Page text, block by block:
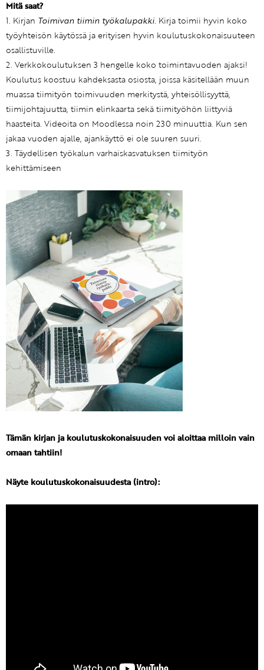
Mitä saat?
1. Kirjan Toimivan tiimin työkalupakki. Kirja toimii hyvin koko
työyhteisön käytössä ja erityisen hyvin koulutuskokonaisuuteen
osallistuville.
2. Verkkokoulutuksen 3 hengelle koko toimintavuoden ajaksi!
Koulutus koostuu kahdeksasta osiosta, joissa käsitellään muun
muassa tiimityön toimivuuden merkitystä, yhteisöllisyyttä,
tiimijohtajuutta, tiimin elinkaarta sekä tiimityöhön liittyviä
haasteita. Videoita on Moodlessa noin 230 minuuttia. Kun sen
jakaa vuoden ajalle, ajankäyttö ei ole suuren suuri.
3. Täydellisen työkalun varhaiskasvatuksen tiimityön
kehittämiseen
Tämän kirjan ja koulutuskokonaisuuden voi aloittaa milloin vain
omaan tahtiin!
Näyte koulutuskokonaisuudesta (intro):